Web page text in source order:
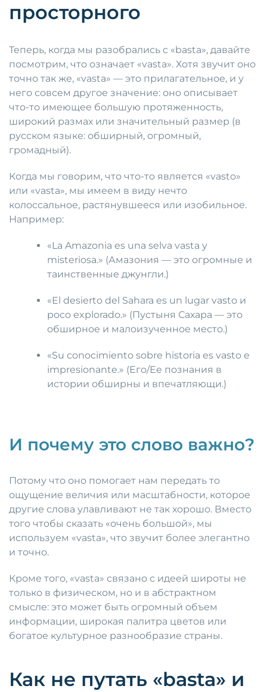
просторного
Теперь, когда мы разобрались с «basta», давайте
посмотрим, что означает «vasta». Хотя звучит оно
точно так же, «vasta» — это прилагательное, и у
него совсем другое значение: оно описывает
что-то имеющее большую протяженность,
широкий размах или значительный размер (в
русском языке: обширный, огромный,
громадный).
Когда мы говорим, что что-то является «vasto»
или «vasta», мы имеем в виду нечто
колоссальное, растянувшееся или изобильное.
Например:
«La Amazonia es una selva vasta y
misteriosa.» (Амазония — это огромные и
таинственные джунгли.)
«El desierto del Sahara es un lugar vasto и
poco explorado.» (Пустыня Сахара — это
обширное и малоизученное место.)
«Su conocimiento sobre historia es vasto e
impresionante.» (Его/Ее познания в
истории обширны и впечатляющи.)
И почему это слово важно?
Потому что оно помогает нам передать то
ощущение величия или масштабности, которое
другие слова улавливают не так хорошо. Вместо
того чтобы сказать «очень большой», мы
используем «vasta», что звучит более элегантно
и точно.
Кроме того, «vasta» связано с идеей широты не
только в физическом, но и в абстрактном
смысле: это может быть огромный объем
информации, широкая палитра цветов или
богатое культурное разнообразие страны.
Как не путать «basta» и